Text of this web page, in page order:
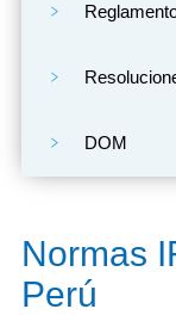
DOM
Normas
Perú